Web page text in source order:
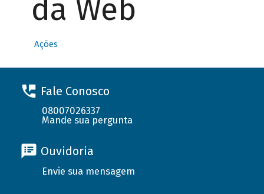
da Web
Ações
Fale Conosco
08007026337
Mande sua pergunta
Ouvidoria
Envie sua mensagem